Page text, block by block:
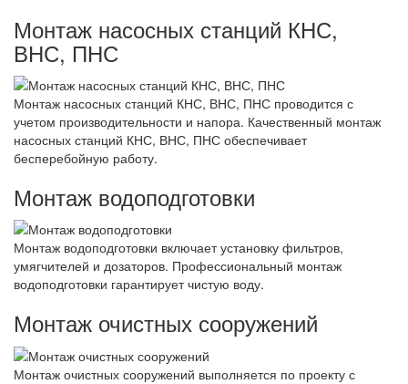
Монтаж насосных станций КНС,
ВНС, ПНС
Монтаж насосных станций КНС, ВНС, ПНС проводится с
учетом производительности и напора. Качественный монтаж
насосных станций КНС, ВНС, ПНС обеспечивает
бесперебойную работу.
Монтаж водоподготовки
Монтаж водоподготовки включает установку фильтров,
умягчителей и дозаторов. Профессиональный монтаж
водоподготовки гарантирует чистую воду.
Монтаж очистных сооружений
Монтаж очистных сооружений выполняется по проекту с